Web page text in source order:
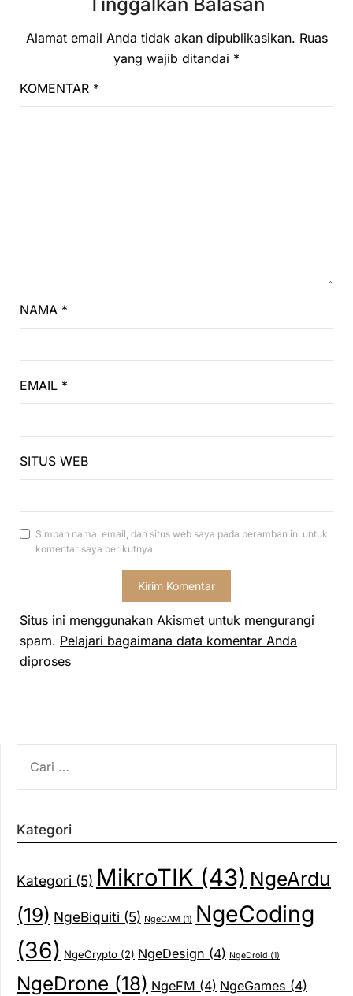
Alamat email Anda tidak akan dipublikasikan. Ruas
yang wajib ditandai *
KOMENTAR *
NAMA *
EMAIL *
SITUS WEB
Simpan nama, email, dan situs web saya pada peramban ini untuk
komentar saya berikutnya.
Situs ini menggunakan Akismet untuk mengurangi
spam. Pelajari bagaimana data komentar Anda
diproses
UNTUK:
Kategori
Kategori (5) MikroTIK (43) NgeArdu
(19) NgeBiquiti (5) NgeCAM (1) NgeCoding
(36) NgeCrypto (2) NgeDesign (4) NgeDroid (1)
NgeDrone (18) NgeFM (4) NgeGames (4)